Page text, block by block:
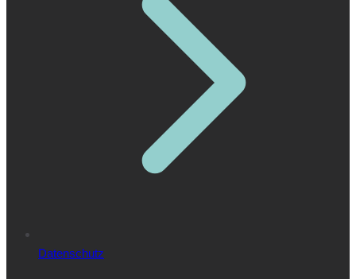
Datenschutz